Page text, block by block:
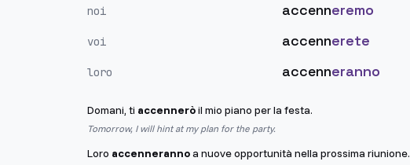
noi accenneremo
voi accennerete
loro accenneranno
Domani, ti accenneròil mio piano per la festa.
Tomorrow, I will hint at my plan for the party.
Loro accennerannoa nuove opportunità nella prossima riunione.